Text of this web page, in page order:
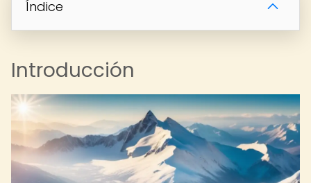
Índice
Introducción